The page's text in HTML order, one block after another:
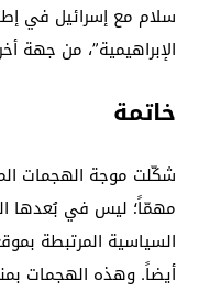
سلام مع إسرائيل في
الإبراهيمية”، من جهة
خاتمة
شكّلت موجة الهجمات
مهمّاً؛ ليس في بُعدها
السياسية المرتبطة
أيضاً. وهذه الهجمات